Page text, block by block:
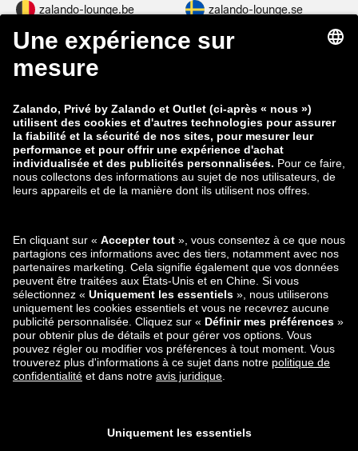
zalando-lounge.be zalando-lounge.se
zalando-lounge.fi zalando-lounge.dk
zalando-lounge.co.uk
zalando-prive.es zalando-lounge.cz
zalando-lounge.lt zalando-lounge.sk
zalando-lounge.ro zalando-lounge.hr
zalando-lounge.lu zalando-lounge.ee
zalando-lounge.lv zalando-lounge.no
Retrouvez-nous
aussi sur